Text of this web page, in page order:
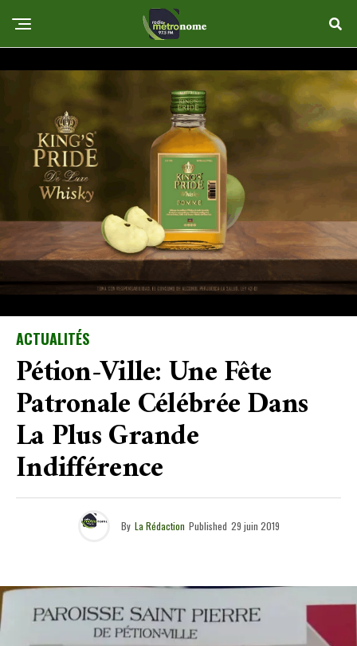
ACTUALITÉS
Pétion-Ville: Une Fête
Patronale Célébrée Dans
La Plus Grande
Indifférence
By La Rédaction Published 29 juin 2019